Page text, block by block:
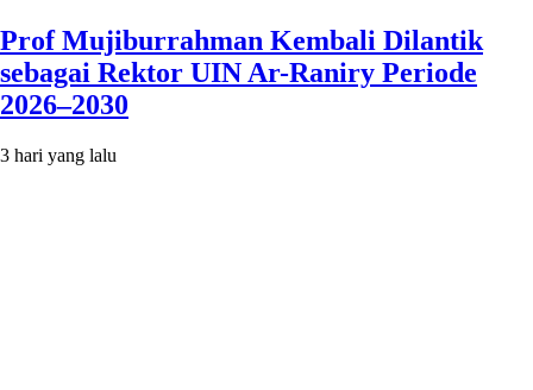
Prof Mujiburrahman Kembali Dilantik
sebagai Rektor UIN Ar-Raniry Periode
2026–2030
3 hari yang lalu